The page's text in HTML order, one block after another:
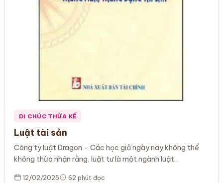
DI CHÚC THỪA KẾ
Luật tài sản
Công ty luật Dragon – Các học giả ngày nay không thể
không thừa nhận rằng, luật tư là một ngành luật…
12/02/2025 62 phút đọc